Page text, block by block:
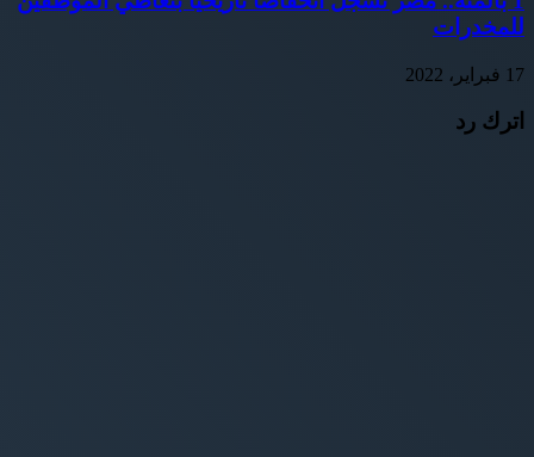
للمخدرات
17 فبراير، 2022
اترك رد